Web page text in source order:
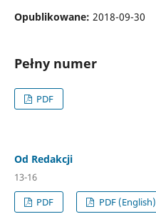
Opublikowane: 2018-09-30
Pełny numer
PDF
Od Redakcji
13-16
PDF
PDF (English)